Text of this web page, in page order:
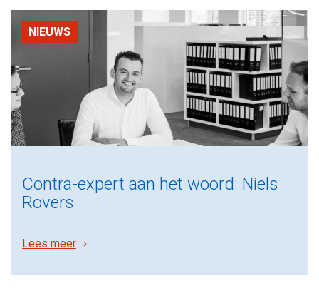
NIEUWS
Contra-expert aan het woord: Niels
Rovers
Lees meer